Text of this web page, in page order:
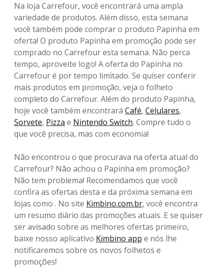
Na loja Carrefour, você encontrará uma ampla
variedade de produtos. Além disso, esta semana
você também pode comprar o produto Papinha em
oferta! O produto Papinha em promoção pode ser
comprado no Carrefour esta semana. Não perca
tempo, aproveite logo! A oferta do Papinha no
Carrefour é por tempo limitado. Se quiser conferir
mais produtos em promoção, veja o folheto
completo do Carrefour. Além do produto Papinha,
hoje você também encontrará Café, Celulares,
Sorvete, Pizza e Nintendo Switch. Compre tudo o
que você precisa, mas com economia!
Não encontrou o que procurava na oferta atual do
Carrefour? Não achou o Papinha em promoção?
Não tem problema! Recomendamos que você
confira as ofertas desta e da próxima semana em
lojas como . No site Kimbino.com.br, você encontra
um resumo diário das promoções atuais. E se quiser
ser avisado sobre as melhores ofertas primeiro,
baixe nosso aplicativo Kimbino app e nós lhe
notificaremos sobre os novos folhetos e
promoções!